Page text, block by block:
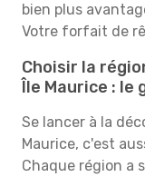
bien plus
Votre forfait de
Choisir la
Île Maurice : le
Se lancer à la
Maurice, c'est
Chaque région a